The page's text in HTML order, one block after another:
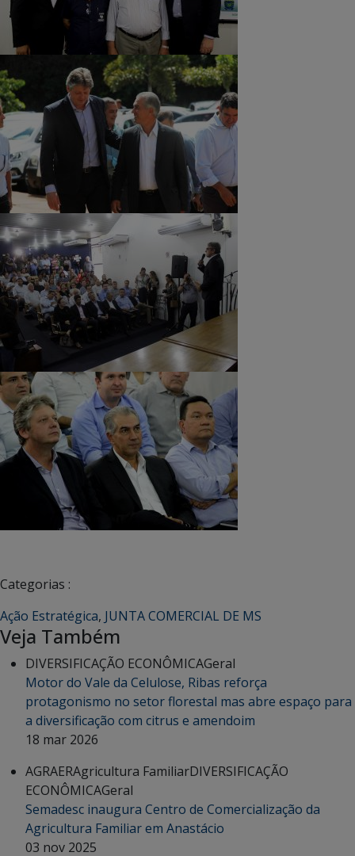
Categorias :
Ação Estratégica, JUNTA COMERCIAL DE MS
Veja Também
DIVERSIFICAÇÃO ECONÔMICAGeral
Motor do Vale da Celulose, Ribas reforça
protagonismo no setor florestal mas abre espaço para
a diversificação com citrus e amendoim
18 mar 2026
AGRAERAgricultura FamiliarDIVERSIFICAÇÃO
ECONÔMICAGeral
Semadesc inaugura Centro de Comercialização da
Agricultura Familiar em Anastácio
03 nov 2025